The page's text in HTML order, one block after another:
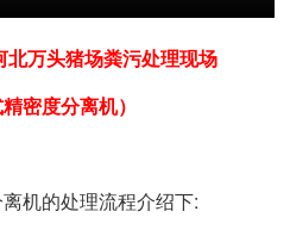
万头猪场粪污处理现场
密度分离机）
机的处理流程介绍下: